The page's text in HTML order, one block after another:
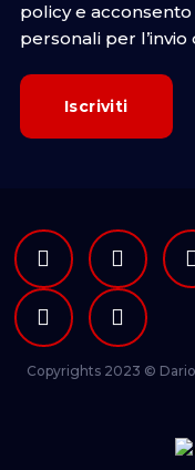
policye
personali per
Copyrights 2023 ©